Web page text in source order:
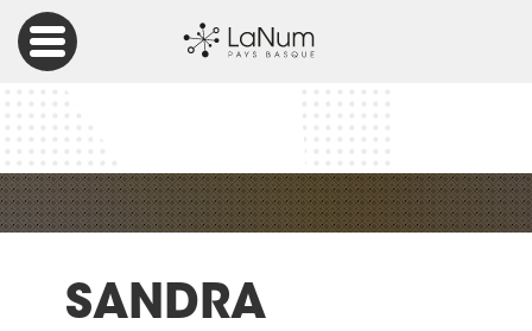
Entreprises Numériques
Sandra Labastie nouvelle adhérente de LaNum
SANDRA